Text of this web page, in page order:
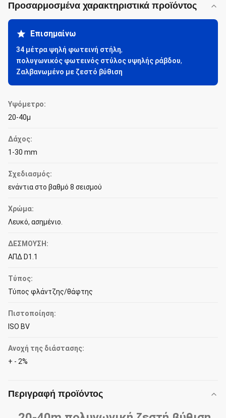
Προσαρμοσμένα χαρακτηριστικά προϊόντος
Επισημαίνω
34 μέτρα ψηλή φωτεινή στήλη,
πολυγωνικός φωτεινός στύλος υψηλής ράβδου,
Ζαλβανωμένο με ζεστό βύθιση
Υψόμετρο:
20-40μ
Δάχος:
1-30 mm
Σχεδιασμός:
ενάντια στο βαθμό 8 σεισμού
Χρώμα:
Λευκό, ασημένιο.
ΔΕΣΜΟΥΣΗ:
ΑΠΔ D1.1
Τύπος:
Τύπος φλάντζης/θάφτης
Πιστοποίηση:
ISO BV
Ανοχή της διάστασης:
+ - 2%
Περιγραφή προϊόντος